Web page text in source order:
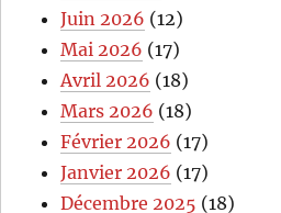
Juin 2026 (12)
Mai 2026 (17)
Avril 2026 (18)
Mars 2026 (18)
Février 2026 (17)
Janvier 2026 (17)
Décembre 2025 (18)